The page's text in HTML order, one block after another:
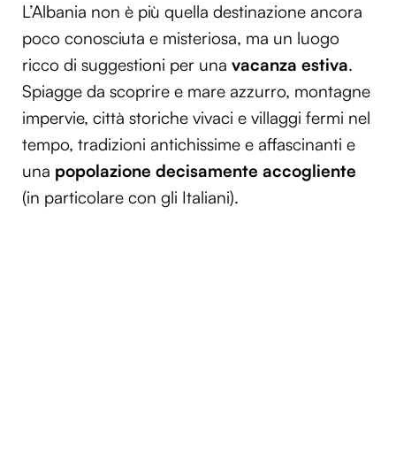
L’Albania non è più quella destinazione ancora
poco conosciuta e misteriosa, ma un luogo
ricco di suggestioni per una vacanza estiva.
Spiagge da scoprire e mare azzurro, montagne
impervie, città storiche vivaci e villaggi fermi nel
tempo, tradizioni antichissime e affascinanti e
una popolazione decisamente accogliente
(in particolare con gli Italiani).